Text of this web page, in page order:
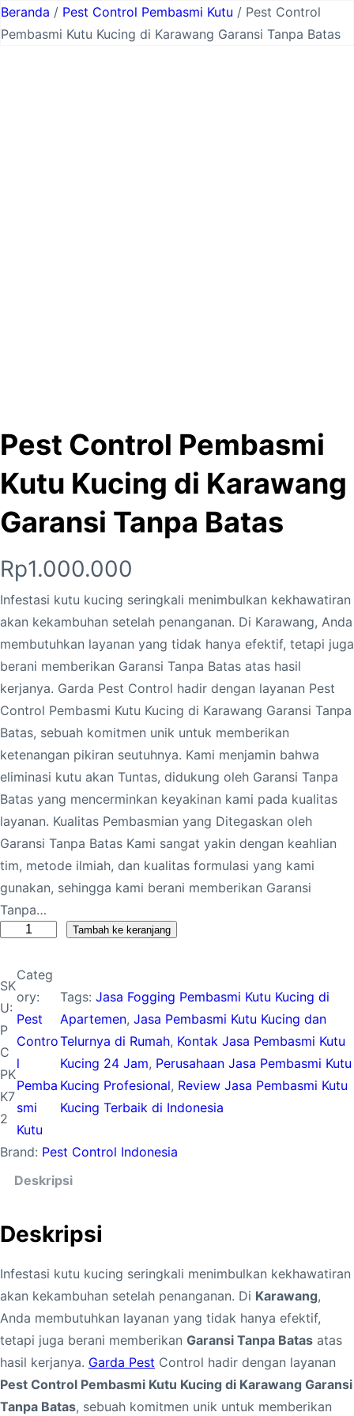
Lewati
ke
Beranda / Pest Control Pembasmi Kutu / Pest Control
Pembasmi Kutu Kucing di Karawang Garansi Tanpa Batas
Pest Control Pembasmi
Kutu Kucing di Karawang
Garansi Tanpa Batas
Rp1.000.000
Infestasi kutu kucing seringkali menimbulkan kekhawatiran
akan kekambuhan setelah penanganan. Di Karawang, Anda
membutuhkan layanan yang tidak hanya efektif, tetapi juga
berani memberikan Garansi Tanpa Batas atas hasil
kerjanya. Garda Pest Control hadir dengan layanan Pest
Control Pembasmi Kutu Kucing di Karawang Garansi Tanpa
Batas, sebuah komitmen unik untuk memberikan
ketenangan pikiran seutuhnya. Kami menjamin bahwa
eliminasi kutu akan Tuntas, didukung oleh Garansi Tanpa
Batas yang mencerminkan keyakinan kami pada kualitas
layanan. Kualitas Pembasmian yang Ditegaskan oleh
Garansi Tanpa Batas Kami sangat yakin dengan keahlian
tim, metode ilmiah, dan kualitas formulasi yang kami
gunakan, sehingga kami berani memberikan Garansi
Tanpa…
e
o
Tambah ke keranjang
SK
U:
P
C
PK
K7
2
Categ
ory:
Pest
Contro
l
Pemba
smi
Kutu
Tags: Jasa Fogging Pembasmi Kutu Kucing di
Apartemen, Jasa Pembasmi Kutu Kucing dan
Telurnya di Rumah, Kontak Jasa Pembasmi Kutu
Kucing 24 Jam, Perusahaan Jasa Pembasmi Kutu
Kucing Profesional, Review Jasa Pembasmi Kutu
Kucing Terbaik di Indonesia
Brand: Pest Control Indonesia
Deskripsi
Deskripsi
Infestasi kutu kucing seringkali menimbulkan kekhawatiran
akan kekambuhan setelah penanganan. Di Karawang,
Anda membutuhkan layanan yang tidak hanya efektif,
tetapi juga berani memberikan Garansi Tanpa Batas atas
hasil kerjanya. Garda Pest Control hadir dengan layanan
Pest Control Pembasmi Kutu Kucing di Karawang Garansi
Tanpa Batas, sebuah komitmen unik untuk memberikan